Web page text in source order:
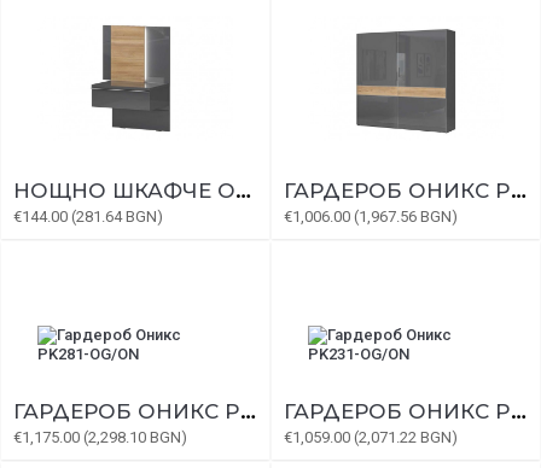
НОЩНО ШКАФЧЕ ОНИКС NS1/ON
€144.00 (281.64 BGN)
ГАРДЕРОБ ОНИКС PK231/ON
€1,006.00 (1,967.56 BGN)
ГАРДЕРОБ ОНИКС PK281-OG/ON
€1,175.00 (2,298.10 BGN)
ГАРДЕРОБ ОНИКС PK231-OG/ON
€1,059.00 (2,071.22 BGN)